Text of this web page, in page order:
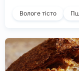
Вологе тісто